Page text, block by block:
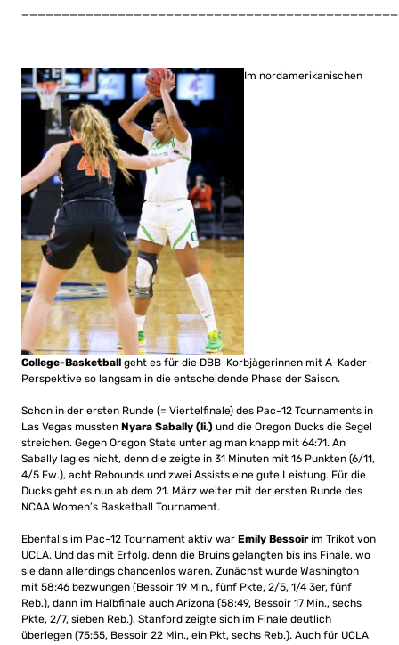
Im nordamerikanischen
College-Basketball geht es für die DBB-Korbjägerinnen mit A-Kader-
Perspektive so langsam in die entscheidende Phase der Saison.
Schon in der ersten Runde (= Viertelfinale) des Pac-12 Tournaments in
Las Vegas mussten Nyara Sabally (li.) und die Oregon Ducks die Segel
streichen. Gegen Oregon State unterlag man knapp mit 64:71. An
Sabally lag es nicht, denn die zeigte in 31 Minuten mit 16 Punkten (6/11,
4/5 Fw.), acht Rebounds und zwei Assists eine gute Leistung. Für die
Ducks geht es nun ab dem 21. März weiter mit der ersten Runde des
NCAA Women’s Basketball Tournament.
Ebenfalls im Pac-12 Tournament aktiv war Emily Bessoirim Trikot von
UCLA. Und das mit Erfolg, denn die Bruins gelangten bis ins Finale, wo
sie dann allerdings chancenlos waren. Zunächst wurde Washington
mit 58:46 bezwungen (Bessoir 19 Min., fünf Pkte, 2/5, 1/4 3er, fünf
Reb.), dann im Halbfinale auch Arizona (58:49, Bessoir 17 Min., sechs
Pkte, 2/7, sieben Reb.). Stanford zeigte sich im Finale deutlich
überlegen (75:55, Bessoir 22 Min., ein Pkt, sechs Reb.). Auch für UCLA